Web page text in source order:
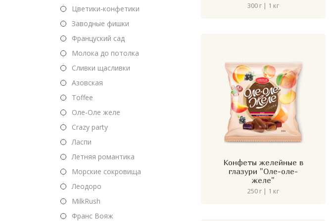
Цветики-конфетики
Заводные фишки
Француский сад
Молока до потолка
Сливки щасливки
Азовская
Toffee
Оле-Оле желе
Crazy party
Ласпи
Летняя романтика
Морские сокровища
Леодоро
MilkRush
Франс Вояж
300 г | 1 кг
Конфеты желейные в
глазури "Оле-оле-
желе"
250 г | 1 кг